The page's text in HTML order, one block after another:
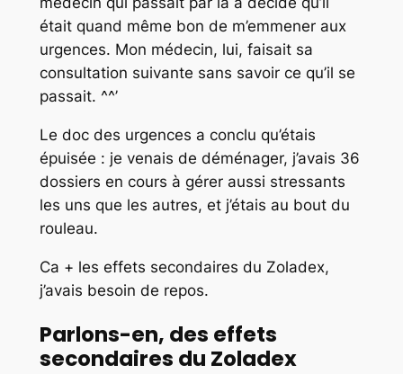
était quand même bon de m’emmener aux
urgences. Mon médecin, lui, faisait sa
consultation suivante sans savoir ce qu’il se
passait. ^^’
Le doc des urgences a conclu qu’étais
épuisée : je venais de déménager, j’avais 36
dossiers en cours à gérer aussi stressants
les uns que les autres, et j’étais au bout du
rouleau.
Ca + les effets secondaires du Zoladex,
j’avais besoin de repos.
Parlons-en, des effets
secondaires du Zoladex